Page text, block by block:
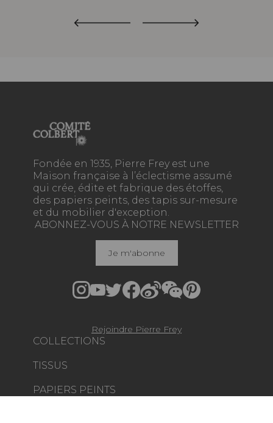
Fondée en 1935, Pierre Frey est une
Maison française à l’éclectisme assumé
qui crée, édite et fabrique des étoffes,
des papiers peints, des tapis sur-mesure
et du mobilier d'exception.
COLLECTIONS
TISSUS
PAPIERS PEINTS
ABONNEZ-VOUS À NOTRE NEWSLETTER
Je m'abonne
Rejoindre Pierre Frey